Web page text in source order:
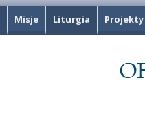
Misje Liturgia Projekty